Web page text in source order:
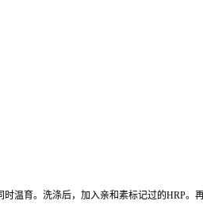
温育。洗涤后，加入亲和素标记过的HRP。再